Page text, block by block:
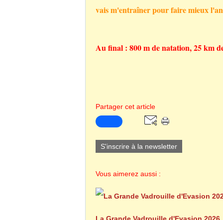
vais m'entraîner pour faire mieux
Au final : 800 m de natation, 25 km
Partager cet article
S'inscrire à la newsletter
Vous aimerez aussi :